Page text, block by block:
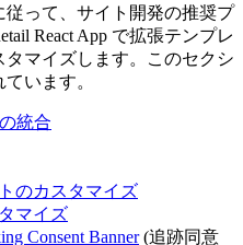
って、サイト開発の推奨プ
React App で拡張テンプレ
マイズします。このセクシ
います。
統合
のカスタマイズ
マイズ
Consent Banner(追跡同意